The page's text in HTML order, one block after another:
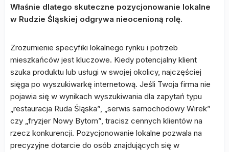
Właśnie dlatego skuteczne pozycjonowanie lokalne
w Rudzie Śląskiej odgrywa nieocenioną rolę.
Zrozumienie specyfiki lokalnego rynku i potrzeb
mieszkańców jest kluczowe. Kiedy potencjalny klient
szuka produktu lub usługi w swojej okolicy, najczęściej
sięga po wyszukiwarkę internetową. Jeśli Twoja firma nie
pojawia się w wynikach wyszukiwania dla zapytań typu
„restauracja Ruda Śląska”, „serwis samochodowy Wirek”
czy „fryzjer Nowy Bytom”, tracisz cennych klientów na
rzecz konkurencji. Pozycjonowanie lokalne pozwala na
precyzyjne dotarcie do osób znajdujących się w